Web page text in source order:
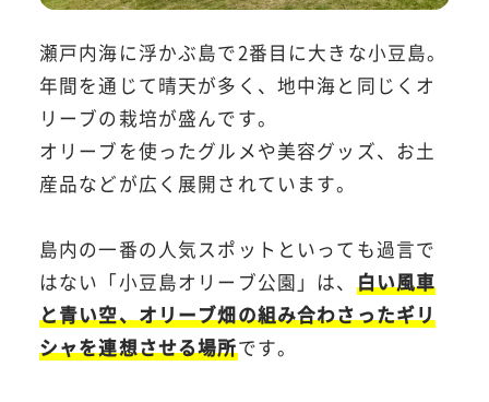
瀬戸内海に浮かぶ島で2番目に大きな小豆島。
年間を通じて晴天が多く、地中海と同じくオ
リーブの栽培が盛んです。
オリーブを使ったグルメや美容グッズ、お土
産品などが広く展開されています。
島内の一番の人気スポットといっても過言で
はない「小豆島オリーブ公園」は、 白い風車
と青い空、オリーブ畑の組み合わさったギリ
シャを連想させる場所です。